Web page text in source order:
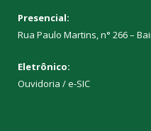
Presencial:
Rua Paulo Martins, n° 266 –
Eletrônico:
Ouvidoria /e-SIC